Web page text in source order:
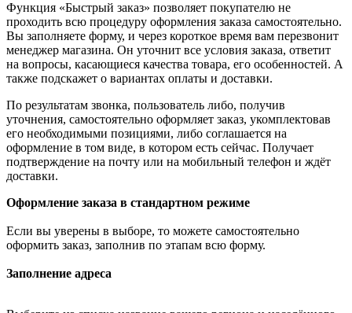
Функция «Быстрый заказ» позволяет покупателю не
проходить всю процедуру оформления заказа самостоятельно.
Вы заполняете форму, и через короткое время вам перезвонит
менеджер магазина. Он уточнит все условия заказа, ответит
на вопросы, касающиеся качества товара, его особенностей. А
также подскажет о вариантах оплаты и доставки.
По результатам звонка, пользователь либо, получив
уточнения, самостоятельно оформляет заказ, укомплектовав
его необходимыми позициями, либо соглашается на
оформление в том виде, в котором есть сейчас. Получает
подтверждение на почту или на мобильный телефон и ждёт
доставки.
Оформление заказа в стандартном режиме
Если вы уверены в выборе, то можете самостоятельно
оформить заказ, заполнив по этапам всю форму.
Заполнение адреса